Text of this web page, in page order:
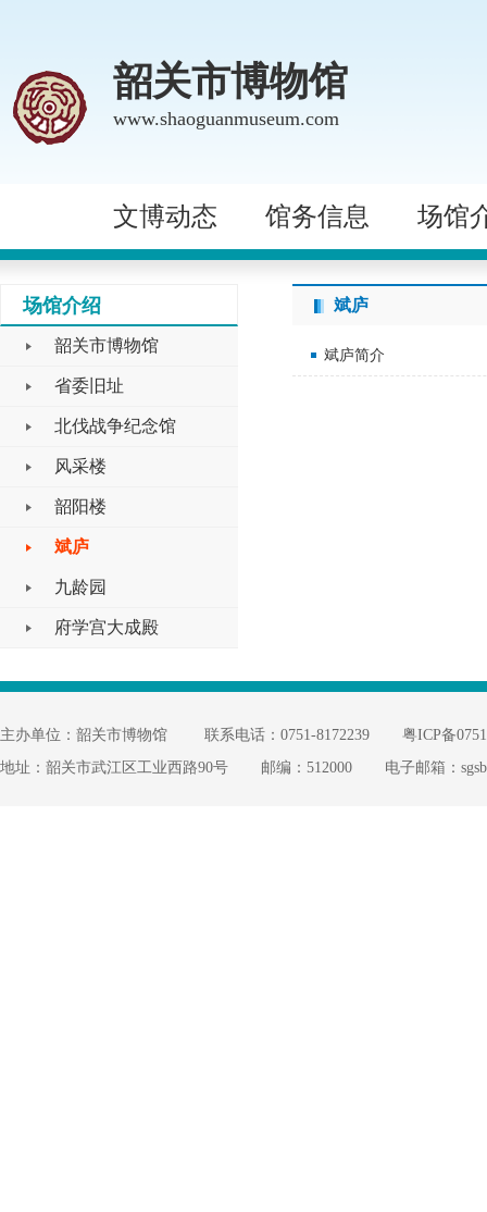
韶关市博物馆
www.shaoguanmuseum.com
文博动态 馆务信息 场馆
场馆介绍
韶关市博物馆
省委旧址
北伐战争纪念馆
风采楼
韶阳楼
斌庐
九龄园
府学宫大成殿
斌庐
斌庐简介
主办单位：韶关市博物馆 联系电话：0751-8172239
粤ICP备
地址：韶关市武江区工业西路90号
邮编：512000 电子邮箱：